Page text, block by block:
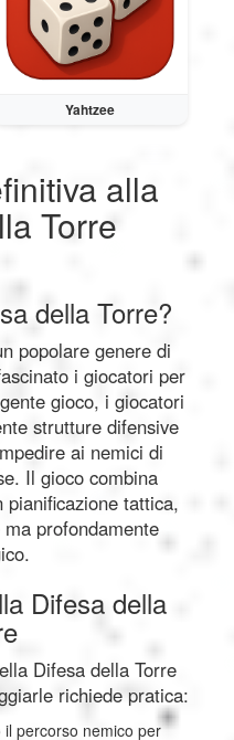
Yahtzee
alla
Torre
della Torre?
popolare genere di
i giocatori per
gioco, i giocatori
strutture difensive
ai nemici di
Il gioco combina
tattica,
profondamente
Difesa della
Difesa della Torre
richiede pratica:
percorso nemico per